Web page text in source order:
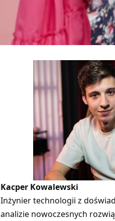
Kacper Kowalewski
Inżynier technologii z
analizie nowoczesnych